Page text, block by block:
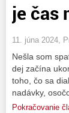
je čas
11. júna 2024,
Nešla som
dej začína
toho, čo sa
nadávky,
Pokračovanie